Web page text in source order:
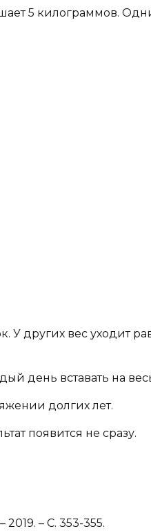
5 килограммов.
других вес уходит
день вставать на
долгих лет.
появится не сразу.
– С. 353-355.